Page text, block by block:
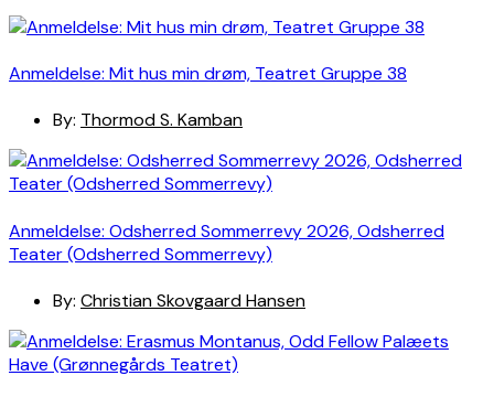
Anmeldelse: Mit hus min drøm, Teatret Gruppe 38
By: Thormod S. Kamban
Anmeldelse: Odsherred Sommerrevy 2026, Odsherred
Teater (Odsherred Sommerrevy)
By: Christian Skovgaard Hansen